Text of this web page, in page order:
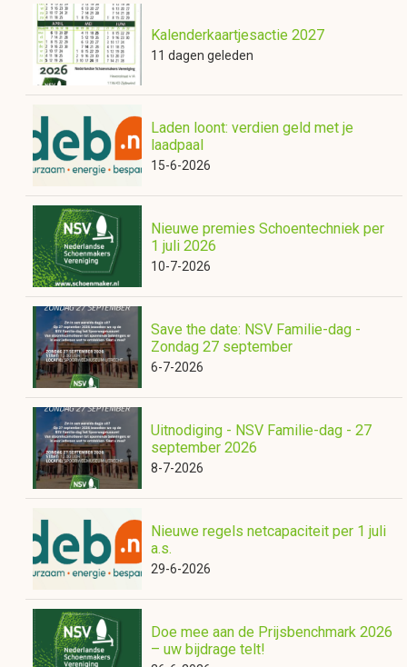
Kalenderkaartjesactie 2027
11 dagen geleden
Laden loont: verdien geld met je
laadpaal
15-6-2026
Nieuwe premies Schoentechniek per
1 juli 2026
10-7-2026
Save the date: NSV Familie-dag -
Zondag 27 september
6-7-2026
Uitnodiging - NSV Familie-dag - 27
september 2026
8-7-2026
Nieuwe regels netcapaciteit per 1 juli
a.s.
29-6-2026
Doe mee aan de Prijsbenchmark 2026
– uw bijdrage telt!